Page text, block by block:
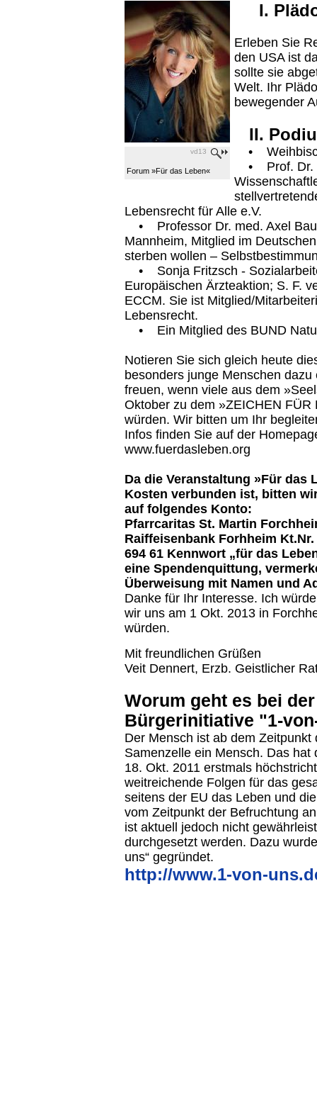
vd13
Forum »Für das Leben«
I.
Erleben Sie
den USA ist
sollte sie
Welt. Ihr
bewegender
II.
•
• Prof. Dr.
Lebensrecht für Alle e.V.
• Professor Dr. med. Axel
Mannheim, Mitglied im
sterben wollen –
• Sonja Fritzsch -
Europäischen Ärzteaktion; S. F.
ECCM. Sie ist Mitglied/
Lebensrecht.
• Ein Mitglied des BUND
Notieren Sie sich gleich heute
besonders junge Menschen
freuen, wenn viele aus dem
Oktober zu dem »ZEICHEN
würden. Wir bitten um Ihr
Infos finden Sie auf der
www.fuerdasleben.org
Da die Veranstaltung »Für das
Kosten verbunden ist, bitten
auf folgendes Konto:
Pfarrcaritas St. Martin
Raiffeisenbank Forhheim Kt.Nr.
694 61 Kennwort „für das
eine Spendenquittung,
Überweisung mit Namen und
Danke für Ihr Interesse. Ich
wir uns am 1 Okt. 2013 in
würden.
Mit freundlichen Grüßen
Veit Dennert, Erzb. Geistlicher
Worum geht es bei
Bürgerinitiative "1-
Der Mensch ist ab dem
Samenzelle ein Mensch. Das
18. Okt. 2011 erstmals
weitreichende Folgen für das
seitens der EU das Leben und
vom Zeitpunkt der Befruchtung
ist aktuell jedoch nicht
durchgesetzt werden. Dazu
uns“ gegründet.
http://www.1-von-